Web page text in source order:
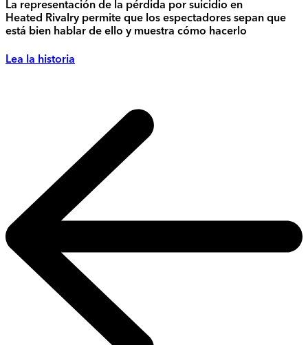
La representación de la pérdida por suicidio en
Heated Rivalry permite que los espectadores sepan que
está bien hablar de ello y muestra cómo hacerlo
Lea la historia